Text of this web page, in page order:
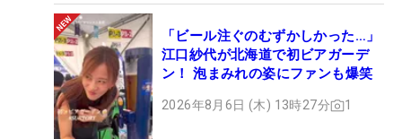
「ビール注ぐのむずかしかった…」
江口紗代が北海道で初ビアガーデ
ン！ 泡まみれの姿にファンも爆笑
2026年8月6日 (木) 13時27分 1